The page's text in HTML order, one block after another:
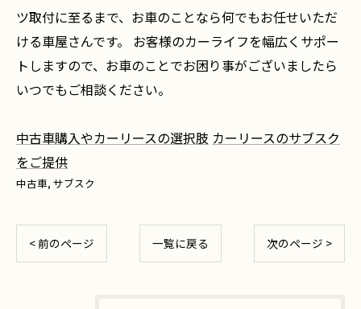
ツ取付に至るまで、お車のことなら何でもお任せいただ
ける車屋さんです。 お客様のカーライフを幅広くサポー
トしますので、お車のことでお困り事がございましたら
いつでもご相談ください。
中古車購入やカーリースの選択肢 カーリースのサブスク
をご提供
中古車 サブスク
< 前のページ 一覧に戻る 次のページ >